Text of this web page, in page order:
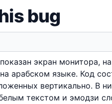
bug
экран монитора,
арабском языке. Код
вертикально. В
текстом и эмодзи